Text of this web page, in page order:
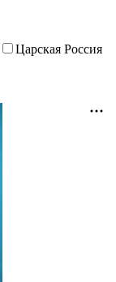
Царская Россия